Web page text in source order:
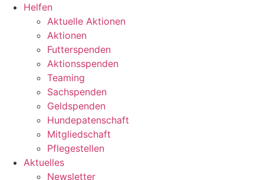
Helfen
Aktuelle Aktionen
Aktionen
Futterspenden
Aktionsspenden
Teaming
Sachspenden
Geldspenden
Hundepatenschaft
Mitgliedschaft
Pflegestellen
Aktuelles
Newsletter